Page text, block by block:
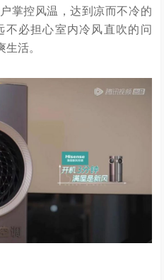
掌控风温，达到凉而不冷的
必担心室内冷风直吹的问
活。